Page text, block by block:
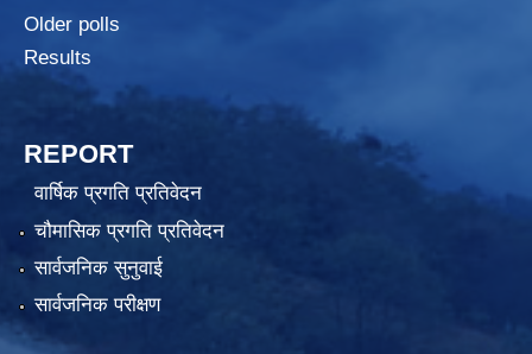
Older polls
Results
REPORT
वार्षिक प्रगति प्रतिवेदन
चौमासिक प्रगति प्रतिवेदन
सार्वजनिक सुनुवाई
सार्वजनिक परीक्षण